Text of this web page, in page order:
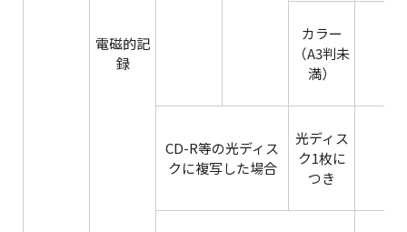
電磁的記
録
カラー
（A3判未
満）
CD-R等の光ディス
クに複写した場合
光ディス
ク1枚に
つき